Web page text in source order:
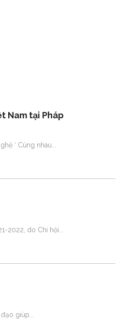
Nam tại Pháp
‘ Cùng nhau
2022, do Chi hội
đạo giúp